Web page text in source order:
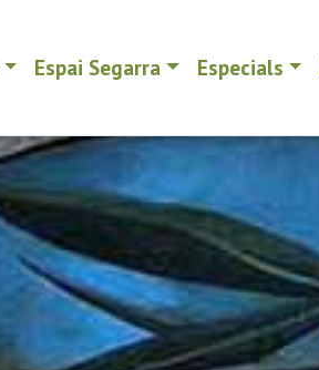
Espai Segarra Especials